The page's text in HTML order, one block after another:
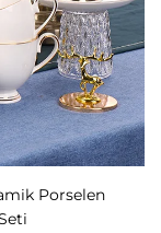
Porselen